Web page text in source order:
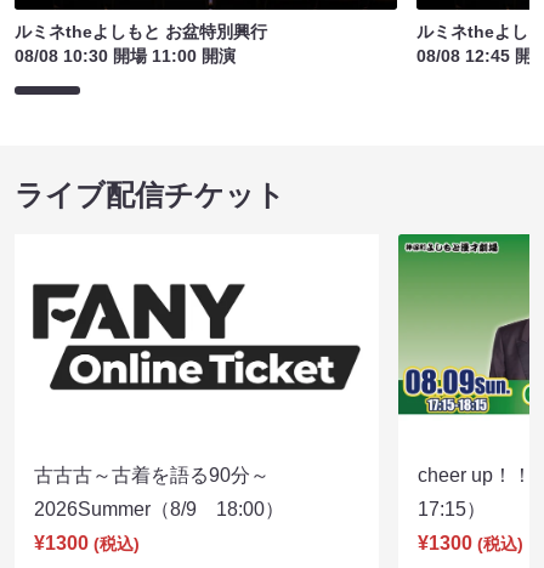
ルミネtheよしもと お盆特別興行
08/08 10:30 開場 11:00 開演
ルミネtheよし
08/08 12:45 開
ライブ配信チケット
古古古～古着を語る90分～
2026Summer（8/9 18:00）
¥1300 (税込)
cheer up！
17:15）
¥1300 (税込)